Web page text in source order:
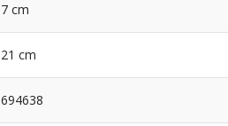
7 cm
21 cm
694638